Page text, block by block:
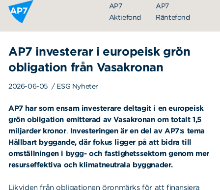
Hoppa till innehållet
AP7
Aktiefond
AP7
Räntefond
AP7 investerar i europeisk grön
obligation från Vasakronan
2026-06-05 / ESG Nyheter
AP7 har som ensam investerare deltagit i en europeisk
grön obligation emitterad av Vasakronan om totalt 1,5
miljarder kronor. Investeringen är en del av AP7:s tema
Hållbart byggande, där fokus ligger på att bidra till
omställningen i bygg- och fastighetssektorn genom mer
resurseffektiva och klimatneutrala byggnader.
Likviden från obligationen öronmärks för att finansiera
Organisation
Styrelse
Ledning
Årsredovisningar